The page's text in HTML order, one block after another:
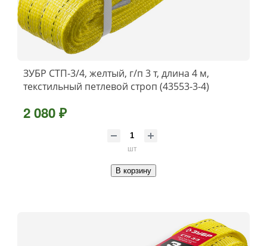
ЗУБР СТП-3/4, желтый, г/п 3 т, длина 4 м,
текстильный петлевой строп (43553-3-4)
2 080 ₽
шт
В корзину